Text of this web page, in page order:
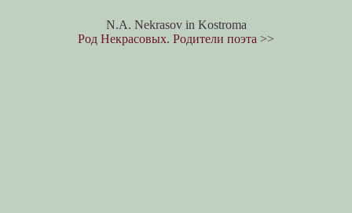
N.A. Nekrasov in Kostroma
Род Некрасовых. Родители поэта >>